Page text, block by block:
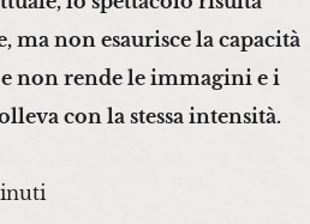
ma non esaurisce la capacità
non rende le immagini e i
con la stessa intensità.